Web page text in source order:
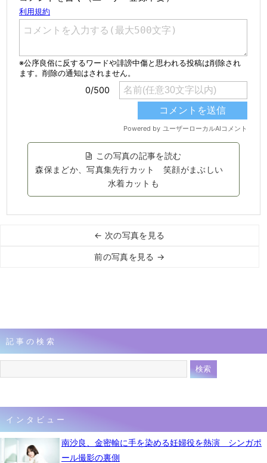
この写真の記事を読む
森保まどか、写真集先行カット 笑顔がまぶしい
水着カットも
← 次の写真を見る
前の写真を見る →
記事の検索
インタビュー
南沙良、金密輸に手を染める妊婦役を熱演 シンガポ
ール撮影の裏側